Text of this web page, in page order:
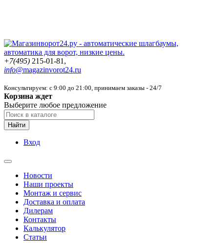
+7(495) 215-01-81,
info@magazinvorot24.ru
Консультируем: с 9:00 до 21:00, принимаем заказы - 24/7
Корзина ждет
Выберите любое предложение
Найти
Вход
Новости
Наши проекты
Монтаж и сервис
Доставка и оплата
Дилерам
Контакты
Калькулятор
Статьи